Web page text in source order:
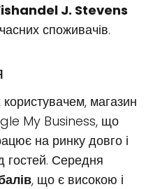
J. Stevens
споживачів.
магазин
My Business, що
на ринку довго і
гостей. Середня
, що є високою і